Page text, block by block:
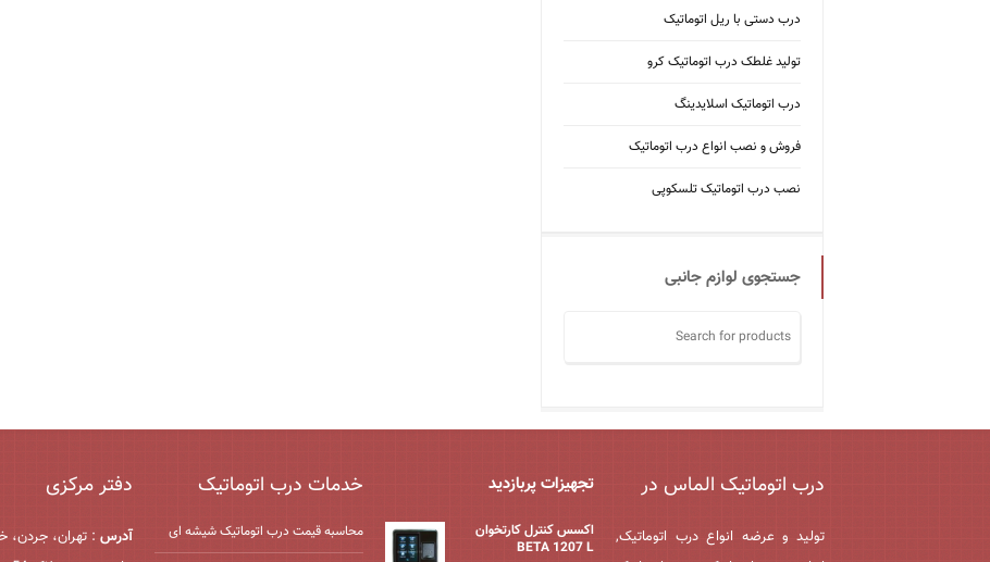
درب دستی با ریل اتوماتیک
تولید غلطک درب اتوماتیک کرو
درب اتوماتیک اسلایدینگ
فروش و نصب انواع درب اتوماتیک
نصب درب اتوماتیک تلسکوپی
جستجوی لوازم جانبی
درب اتوماتیک الماس در
تولید و عرضه انواع درب اتوماتیک,
تجهیزات پربازدید
اکسس کنترل کارتخوان
BETA 1207 L
خدمات درب اتوماتیک
محاسبه قیمت درب اتوماتیک شیشه ‌ای
دفتر مرکزی
آدرس : تهران، جردن،